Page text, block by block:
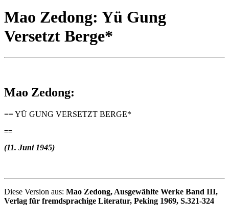
Mao Zedong: Yü Gung
Versetzt Berge*
Mao Zedong:
== YÜ GUNG VERSETZT BERGE*
(11. Juni 1945)
Diese Version aus: Mao Zedong, Ausgewählte Werke Band III,
Verlag für fremdsprachige Literatur, Peking 1969, S.321-324